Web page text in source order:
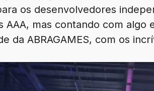
os desenvolvedores
AAA, mas contando com
da ABRAGAMES, com os